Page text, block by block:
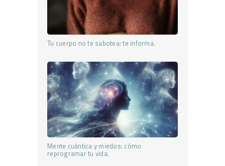
Tu cuerpo no te sabotea: te informa.
Mente cuántica y miedos: cómo
reprogramar tu vida.